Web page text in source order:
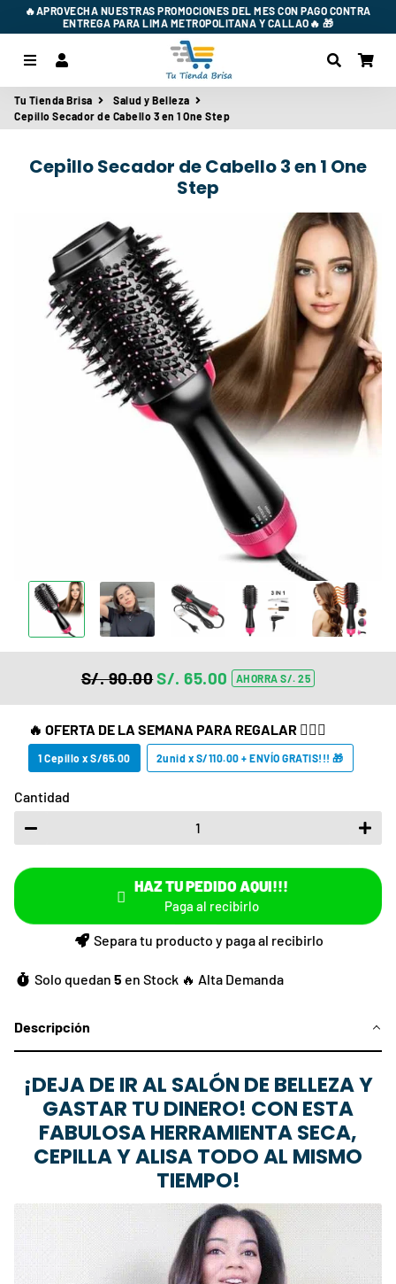
🔥APROVECHA NUESTRAS PROMOCIONES DEL MES CON PAGO CONTRA
ENTREGA PARA LIMA METROPOLITANA Y CALLAO🔥 🎁
Menú Buscar
Tu Tienda Brisa
Salud y Belleza
Cepillo Secador de Cabello 3 en 1 One Step
Cepillo Secador de Cabello 3 en 1 One
Step
Precio
habitual
S/. 90.00
Precio
de
oferta
S/. 65.00 AHORRA S/. 25
🔥 OFERTA DE LA SEMANA PARA REGALAR 👩‍❤️‍👩
1 Cepillo x S/65.00 2unid x S/110.00 + ENVÍO GRATIS!!! 🎁
Cantidad
HAZ TU PEDIDO AQUI!!!
Paga al recibirlo
Separa tu producto y paga al recibirlo
Solo quedan 5 en Stock 🔥 Alta Demanda
Descripción
¡DEJA DE IR AL SALÓN DE BELLEZA Y
GASTAR TU DINERO! CON ESTA
FABULOSA HERRAMIENTA SECA,
CEPILLA Y ALISA TODO AL MISMO
TIEMPO!